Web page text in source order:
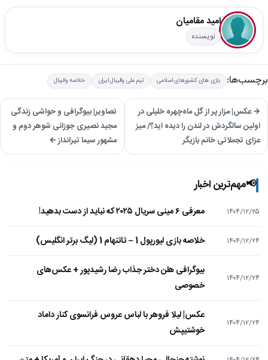
امید مقامیان
نویسنده
برچسب‌ها: بازی های کشورهای اسلامی تیم ملی والیبال ایران خلاصه والیبال
→ عکس| مزار پر از گل ماه‌چهره خلیلی در
اولین سالگردش در لندن را دیده اید؟/ میز
عزای تجملاتی خانم بازیگر
تصاویر| بیوگرافی و حواشی زندگی
مجید نصیری جوزانی شوهر دوم و
مشهور سیما تیرانداز ←
📢مهم‌ترین اخبار
۱۴۰۴/۱۲/۲۵ معرفی ۶ مینی سریال ۲۰۲۵ که نباید از دست بدهید!
۱۴۰۴/۱۲/۲۴ خلاصه بازی لیورپول 1 – تاتنهام 1 (لیگ برتر انگلیس)
۱۴۰۴/۱۲/۲۴
بیوگرافی هلن دختر جذاب رضا رشیدپور + عکس‌های
خصوصی
۱۴۰۴/۱۲/۲۴
عکس| لیلا فروهر با لباس عروس فرانسوی کنار داماد
خوشتیپش